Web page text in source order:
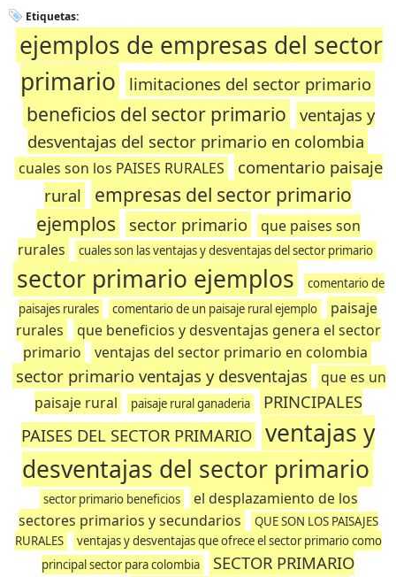
Etiquetas:
ejemplos de empresas del sector
primario
limitaciones del sector primario
beneficios del sector primario
ventajas y
desventajas del sector primario en colombia
cuales son los PAISES RURALES
comentario paisaje
rural
empresas del sector primario
ejemplos
sector primario
que paises son
rurales
cuales son las ventajas y desventajas del sector primario
sector primario ejemplos
comentario de
paisajes rurales
comentario de un paisaje rural ejemplo
paisaje
rurales
que beneficios y desventajas genera el sector
primario
ventajas del sector primario en colombia
sector primario ventajas y desventajas
que es un
paisaje rural
paisaje rural ganaderia
PRINCIPALES
PAISES DEL SECTOR PRIMARIO ventajas y
desventajas del sector primario
sector primario beneficios
el desplazamiento de los
sectores primarios y secundarios
QUE SON LOS PAISAJES
RURALES
ventajas y desventajas que ofrece el sector primario como
principal sector para colombia
SECTOR PRIMARIO